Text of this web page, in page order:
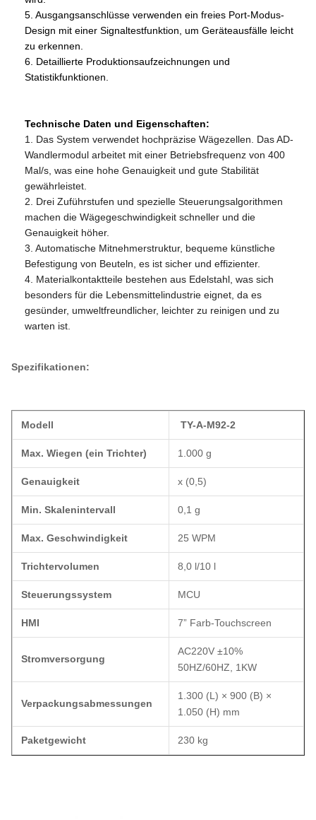
5. Ausgangsanschlüsse verwenden ein freies Port-Modus-
Design mit einer Signaltestfunktion, um Geräteausfälle leicht
zu erkennen.
6. Detaillierte Produktionsaufzeichnungen und
Statistikfunktionen.
Technische Daten und Eigenschaften:
1. Das System verwendet hochpräzise Wägezellen. Das AD-
Wandlermodul arbeitet mit einer Betriebsfrequenz von 400
Mal/s, was eine hohe Genauigkeit und gute Stabilität
gewährleistet.
2. Drei Zuführstufen und spezielle Steuerungsalgorithmen
machen die Wägegeschwindigkeit schneller und die
Genauigkeit höher.
3. Automatische Mitnehmerstruktur, bequeme künstliche
Befestigung von Beuteln, es ist sicher und effizienter.
4. Materialkontaktteile bestehen aus Edelstahl, was sich
besonders für die Lebensmittelindustrie eignet, da es
gesünder, umweltfreundlicher, leichter zu reinigen und zu
warten ist.
Spezifikationen:
Modell TY-A-M92-2
Max. Wiegen (ein Trichter) 1.000 g
Genauigkeit x (0,5)
Min. Skalenintervall 0,1 g
Max. Geschwindigkeit 25 WPM
Trichtervolumen 8,0 l/10 l
Steuerungssystem MCU
HMI 7” Farb-Touchscreen
Stromversorgung
AC220V ±10%
50HZ/60HZ, 1KW
Verpackungsabmessungen
1.300 (L) × 900 (B) ×
1.050 (H) mm
Paketgewicht 230 kg